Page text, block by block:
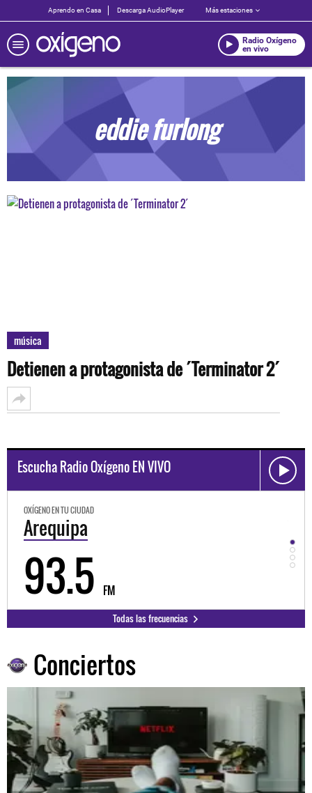
Aprendo en Casa Descarga AudioPlayer Más estaciones
Radio Oxígeno
en vivo
eddie furlong
música
Detienen a protagonista de ´Terminator 2´
Escucha Radio Oxígeno EN VIVO
OXÍGENO EN TU CIUDAD
Arequipa
93.5 FM
Todas las frecuencias
Conciertos